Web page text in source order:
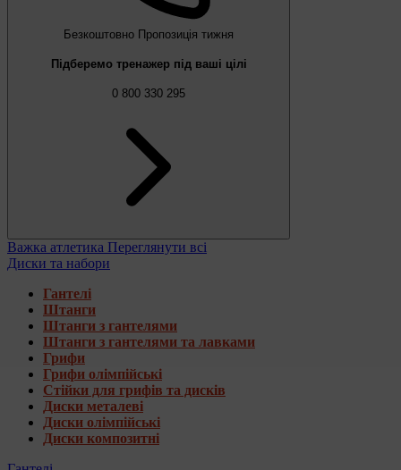
Безкоштовно Пропозиція тижня
Підберемо тренажер під ваші цілі
0 800 330 295
Важка атлетика Переглянути всі
Диски та набори
Гантелі
Штанги
Штанги з гантелями
Штанги з гантелями та лавками
Грифи
Грифи олімпійські
Стійки для грифів та дисків
Диски металеві
Диски олімпійські
Диски композитні